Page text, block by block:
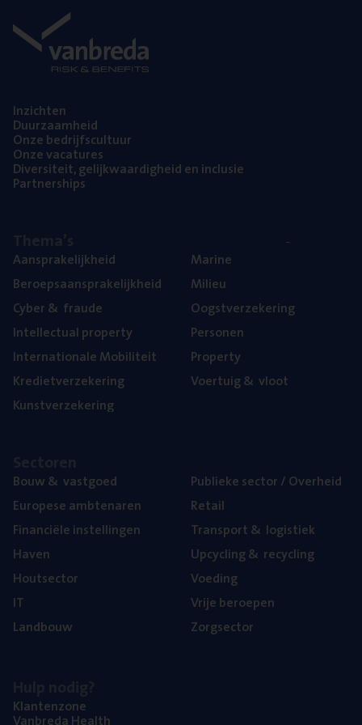
Inzich­ten
Duur­zaam­heid
Onze bedrijfs­cul­tuur
Onze vaca­tu­res
Diver­si­teit, gelijk­waar­dig­heid en inclusie
Part­ner­ships
Aan­spra­ke­lijk­heid
Beroeps­aan­spra­ke­lijk­heid
Cyber& fraude
Intel­lec­tu­al property
Inter­na­ti­o­na­le Mobiliteit
Kre­diet­ver­ze­ke­ring
Kunst­ver­ze­ke­ring
Mari­ne
Mili­eu
Oogst­ver­ze­ke­ring
Per­so­nen
Pro­per­ty
Voer­tuig& vloot
Bouw& vastgoed
Euro­pe­se ambtenaren
Finan­ci­ë­le instellingen
Haven
Hout­sec­tor
IT
Land­bouw
Publie­ke sec­tor / Overheid
Retail
Trans­port& logistiek
Upcy­cling& recycling
Voe­ding
Vrije beroe­pen
Zorg­sec­tor
Klan­ten­zo­ne
Van­b­re­da Health